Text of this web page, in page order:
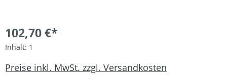
102,70 €*
Inhalt: 1
Preise inkl. MwSt. zzgl. Versandkosten